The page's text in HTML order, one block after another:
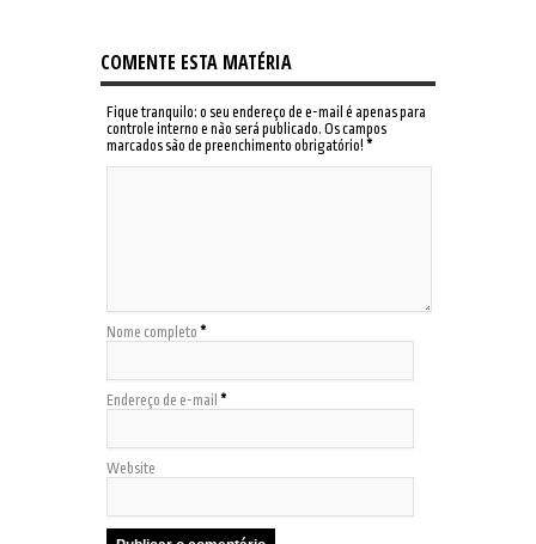
COMENTE ESTA MATÉRIA
Fique tranquilo: o seu endereço de e-mail é apenas para
controle interno e não será publicado. Os campos
marcados são de preenchimento obrigatório! *
Nome completo *
Endereço de e-mail *
Website